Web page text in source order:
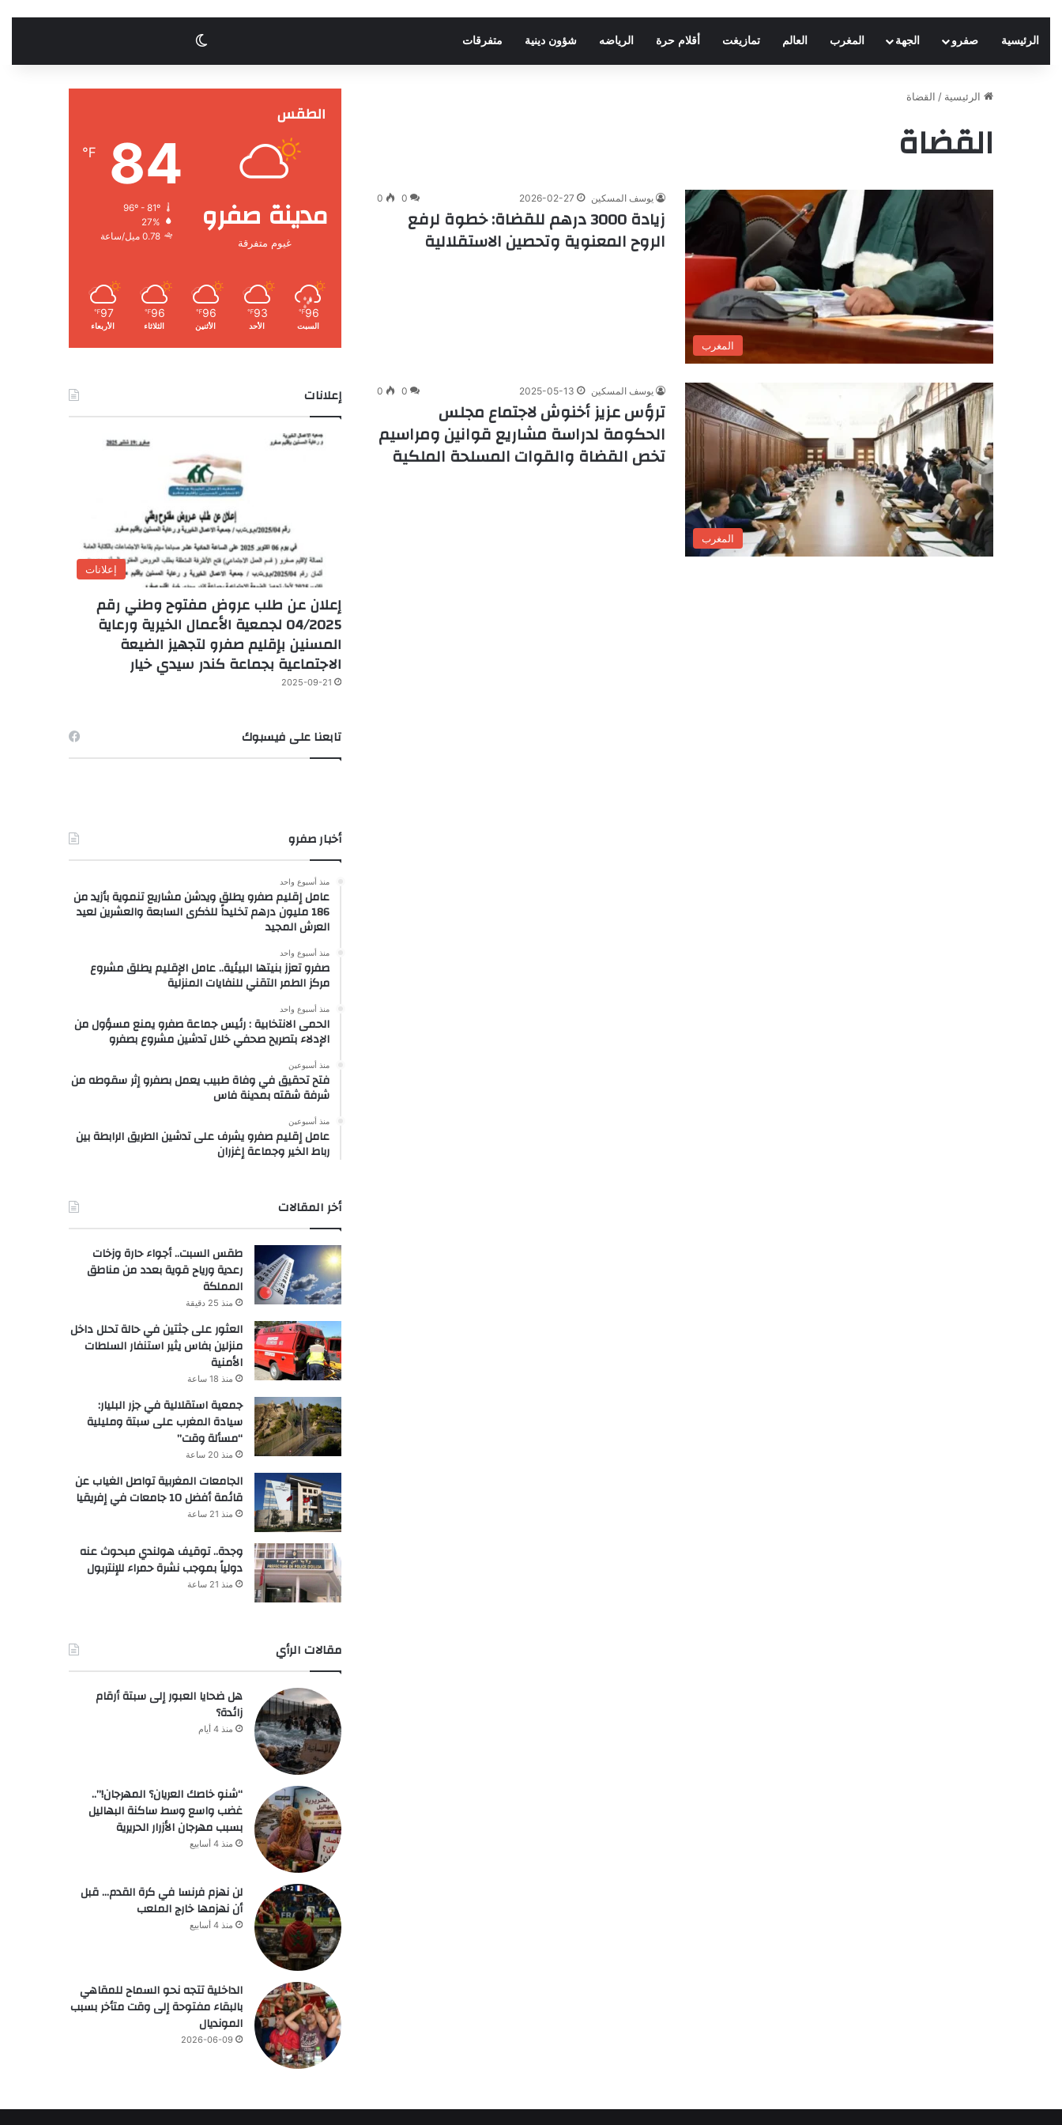
الرئيسية صفرو الجهة المغرب العالم تمازيغت أقلام حرة الرياضه شؤون دينية متفرقات الوضع المظلم
الرئيسية / القضاة
القضاة
المغرب
يوسف المسكين 2026-02-27
0
0
زيادة 3000 درهم للقضاة: خطوة لرفع
الروح المعنوية وتحصين الاستقلالية
المغرب
يوسف المسكين 2025-05-13
0
0
ترؤس عزيز أخنوش لاجتماع مجلس
الحكومة لدراسة مشاريع قوانين ومراسيم
تخص القضاة والقوات المسلحة الملكية
الطقس
مدينة صفرو
غيوم متفرقة
84
℉
96º - 81º
27%
0.78 ميل/ساعة
96
℉
السبت
93
℉
الأحد
96
℉
الأثنين
96
℉
الثلاثاء
97
℉
الأربعاء
إعلانات
إعلانات
إعلان عن طلب عروض مفتوح وطني رقم
04/2025 لجمعية الأعمال الخيرية ورعاية
المسنين بإقليم صفرو لتجهيز الضيعة
الاجتماعية بجماعة كندر سيدي خيار
2025-09-21
تابعنا على فيسبوك
أخبار صفرو
منذ أسبوع واحد
عامل إقليم صفرو يطلق ويدشن مشاريع تنموية بأزيد من
186 مليون درهم تخليداً للذكرى السابعة والعشرين لعيد
العرش المجيد
منذ أسبوع واحد
صفرو تعزز بنيتها البيئية.. عامل الإقليم يطلق مشروع
مركز الطمر التقني للنفايات المنزلية
منذ أسبوع واحد
الحمى الانتخابية : رئيس جماعة صفرو يمنع مسؤول من
الإدلاء بتصريح صحفي خلال تدشين مشروع بصفرو
منذ أسبوعين
فتح تحقيق في وفاة طبيب يعمل بصفرو إثر سقوطه من
شرفة شقته بمدينة فاس
منذ أسبوعين
عامل إقليم صفرو يشرف على تدشين الطريق الرابطة بين
رباط الخير وجماعة إغزران
أخر المقالات
طقس السبت.. أجواء حارة وزخات
رعدية ورياح قوية بعدد من مناطق
المملكة
منذ 25 دقيقة
العثور على جثتين في حالة تحلل داخل
منزلين بفاس يثير استنفار السلطات
الأمنية
منذ 18 ساعة
جمعية استقلالية في جزر البليار:
سيادة المغرب على سبتة ومليلية
“مسألة وقت”
منذ 20 ساعة
الجامعات المغربية تواصل الغياب عن
قائمة أفضل 10 جامعات في إفريقيا
منذ 21 ساعة
وجدة.. توقيف هولندي مبحوث عنه
دولياً بموجب نشرة حمراء للإنتربول
منذ 21 ساعة
مقالات الرأي
هل ضحايا العبور إلى سبتة أرقام
زائدة؟
منذ 4 أيام
“شنو خاصك العريان؟ المهرجان!”..
غضب واسع وسط ساكنة البهاليل
بسبب مهرجان الأزرار الحريرية
منذ 4 أسابيع
لن نهزم فرنسا في كرة القدم… قبل
أن نهزمها خارج الملعب
منذ 4 أسابيع
الداخلية تتجه نحو السماح للمقاهي
بالبقاء مفتوحة إلى وقت متأخر بسبب
المونديال
2026-06-09